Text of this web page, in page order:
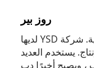
روز بير
روز بير محبوب على نطاق واسع كهدية. شركة YSD لديها
يستخدم العديد
، ويصبح أخيرًا دب